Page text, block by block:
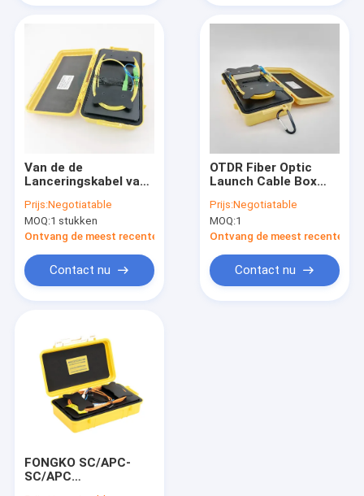
Van de de
Lanceringskabel van
de Doossm Sc LC FC
ST Schakelaar 120km
Prijs:Negotiatable
MOQ:1 stukken
Ontvang de meest recente Prijs
Contact nu
OTDR Fiber Optic
Launch Cable Box
MM OM1 OM3 OM4
500M/1KM/2KM
Prijs:Negotiatable
MOQ:1
Ontvang de meest recente
Contact nu
FONGKO SC/APC-
SC/APC